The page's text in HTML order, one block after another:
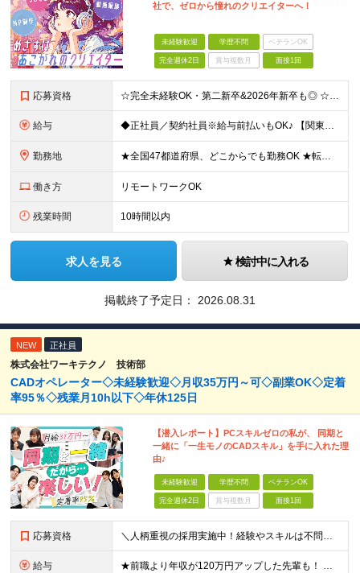
社で、ゼロから憧れのクリエイターへ！
未経験歓迎 学歴不問 ベテランOK
完全週休2日 賞与複数月 面接1回
応募資格 ☆完全未経験OK・第二新卒&2026年新卒も◎ ☆社員の7割が20代 ☆経歴・ブランク不問 ※学歴不問 …━━━━━━━━━━ 未経験スタート前提のポテンシャル採用です。 毎月全国で複数人を採用して
給与 ◆正社員／契約社員※給与前払いもOK♪ 【関東（一都三県）】 月給25万円～ ※固定残業代（月20時間分／月3万2383円）を含む。超過分は別途支給。 ※試用期間中の給与は月給22万円～ 【関東（北
勤務地 ★全国47都道府県、どこからでも勤務OK ★転勤なし！腰を据えて活躍◎ ★マイカー通勤OK（拠点による） ★業務に慣れたら、ゆくゆくはリモート併用やフルリモートも可能 全国のお客様先にて勤務していた
働き方 リモートワークOK
残業時間 10時間以内
求人を見る 検討中に入れる
掲載終了予定日： 2026.08.31
NEW 正社員
株式会社ワーキテクノ 技術部
CADオペレーター◇未経験歓迎◇月収35万円～可◇副業OK◇定着
率95％◇残業月10h以下◇年休125日
【潜入レポート】PCスキルゼロの私が、 同期と
一緒に「一生モノのCADスキル」を手に入れた理
由♪
未経験歓迎 学歴不問 ベテランOK
完全週休2日 賞与複数月 面接1回
応募資格 ＼人柄重視の採用実施中！経験やスキルは不問です／ ★正社員デビューも歓迎★未経験OK★第二新卒歓迎★学歴不問 ◎20代～30代の若手中心に活躍中 ◎U/Iターンも歓迎 ◎転居を伴う転勤なし ◎家族の
給与 ★前職より年収が120万円アップした先輩も！ ★年収500万円可能 ■月給30万円～80万円＋各種手当（経験者） ■月給26万2000円～36万円＋各種手当（未経験者/首都圏） ※首都圏以外の未経